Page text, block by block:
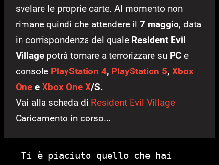
svelare le proprie carte. Al momento non
rimane quindi che attendere il 7 maggio, data
in corrispondenza del quale Resident Evil
Village potrà tornare a terrorizzare su PC e
console PlayStation 4, PlayStation 5, Xbox
One e Xbox One X/S.
Vai alla scheda di Resident Evil Village
Caricamento in corso...
Ti è piaciuto quello che hai